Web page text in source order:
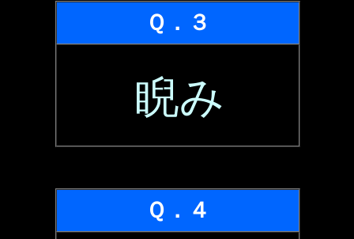
Ｑ．３
睨み
Ｑ．４